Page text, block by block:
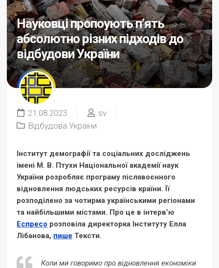
Науковці пропоують п’ять
абсолютно різних підходів до
відбудови України
21.08.2023
sv
Відбудова України
Інститут демографії та соціальних досліджень
імені М. В. Птухи Національної академії наук
України розробляє програму післявоєнного
відновлення людських ресурсів країни. Її
розподілено за чотирма українськими регіонами
та найбільшими містами. Про це в інтерв’ю
Еспресо розповіла директорка Інституту Елла
Лібанова, пише Тексти.
Коли ми говоримо про відновлення економіки